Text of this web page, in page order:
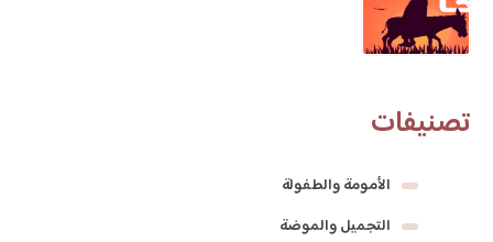
تصنيفات
الأمومة والطفولة
التجميل والموضة